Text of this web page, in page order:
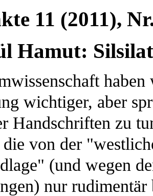
11 (2011),
Hamut:
wichtiger, aber
Handschriften zu
die von der
(und wegen
nur